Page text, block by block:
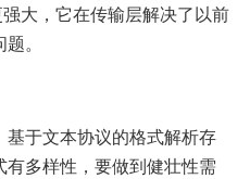
大，它在传输层解决了以前
。
于文本协议的格式解析存
多样性，要做到健壮性需